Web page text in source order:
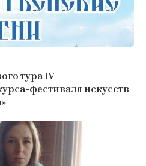
тура IV
фестиваля искусств